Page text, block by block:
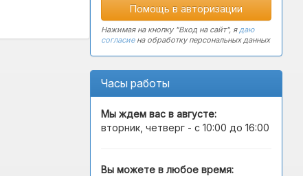
Помощь в авторизации
Нажимая на кнопку "Вход на сайт", ядаю
согласиена обработку персональных данных
Часы работы
Мы ждем вас в августе:
вторник, четверг - с 10:00 до 16:00
Вы можете в любое время: